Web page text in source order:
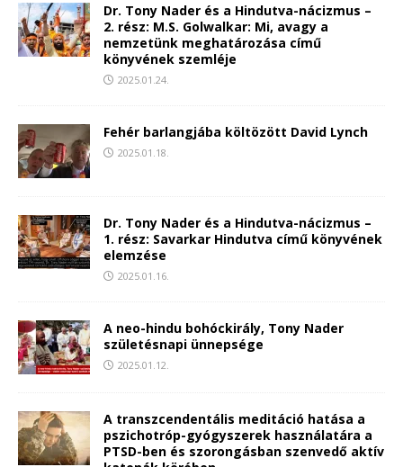
Dr. Tony Nader és a Hindutva-nácizmus –
2. rész: M.S. Golwalkar: Mi, avagy a
nemzetünk meghatározása című
könyvének szemléje
2025.01.24.
Fehér barlangjába költözött David Lynch
2025.01.18.
Dr. Tony Nader és a Hindutva-nácizmus –
1. rész: Savarkar Hindutva című könyvének
elemzése
2025.01.16.
A neo-hindu bohóckirály, Tony Nader
születésnapi ünnepsége
2025.01.12.
A transzcendentális meditáció hatása a
pszichotróp-gyógyszerek használatára a
PTSD-ben és szorongásban szenvedő aktív